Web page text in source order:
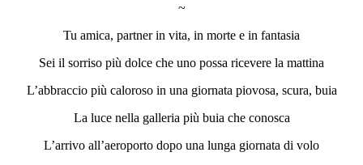
~
Tu amica, partner in vita, in morte e in fantasia
Sei il sorriso più dolce che uno possa ricevere la mattina
L’abbraccio più caloroso in una giornata piovosa, scura, buia
La luce nella galleria più buia che conosca
L’arrivo all’aeroporto dopo una lunga giornata di volo